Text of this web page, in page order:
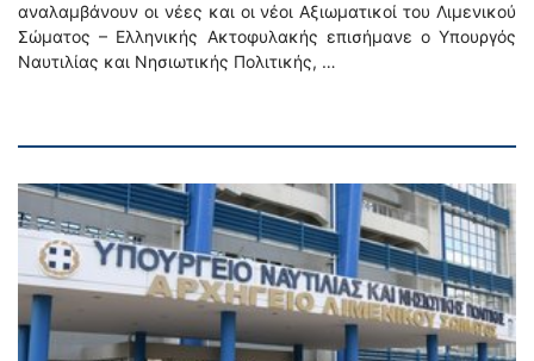
αναλαμβάνουν οι νέες και οι νέοι Αξιωματικοί του Λιμενικού
Σώματος – Ελληνικής Ακτοφυλακής επισήμανε ο Υπουργός
Ναυτιλίας και Νησιωτικής Πολιτικής, …